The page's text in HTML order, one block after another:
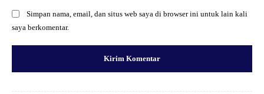
Simpan nama, email, dan situs web saya di browser ini untuk lain kali
saya berkomentar.